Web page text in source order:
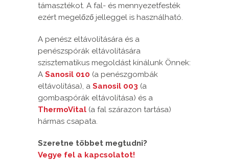
támasztékot. A fal- és mennyezetfesték
ezért megelőző jelleggel is használható.
A penész eltávolítására és a
penészspórák eltávolítására
szisztematikus megoldást kínálunk Önnek:
A Sanosil 010 (a penészgombák
eltávolítása), a Sanosil 003 (a
gombaspórák eltávolítása) és a
ThermoVital (a fal szárazon tartása)
hármas csapata.
Szeretne többet megtudni?
Vegye fel a kapcsolatot!